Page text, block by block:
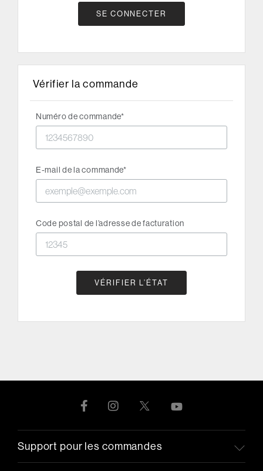
SE CONNECTER
Vérifier la commande
Numéro de commande
E-mail de la commande
Code postal de l’adresse de facturation
VÉRIFIER L’ÉTAT
Support pour les commandes